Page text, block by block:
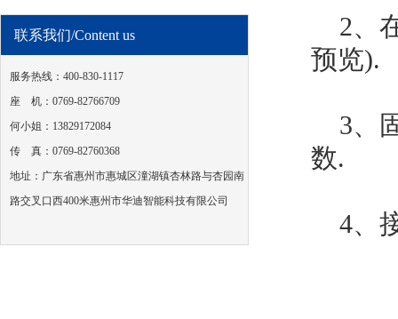
联系我们/Content us
服务热线：400-830-1117
座 机：0769-82766709
何小姐：13829172084
传 真：0769-82760368
地址：广东省惠州市惠城区潼湖镇杏林路与杏园南
路交叉口西400米惠州市华迪智能科技有限公司
2、
预览).
3、
数.
4、